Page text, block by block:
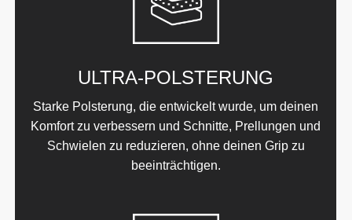
ULTRA-POLSTERUNG
Starke Polsterung, die entwickelt wurde, um deinen
Komfort zu verbessern und Schnitte, Prellungen und
Schwielen zu reduzieren, ohne deinen Grip zu
beeinträchtigen.